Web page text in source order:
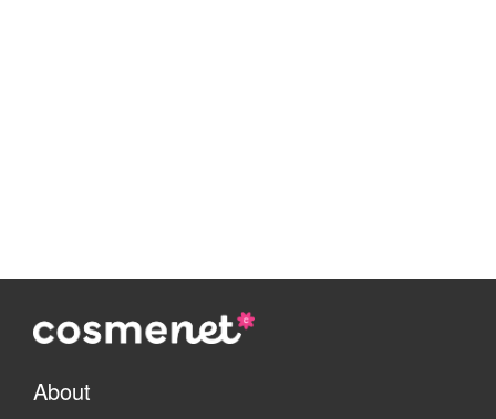
About